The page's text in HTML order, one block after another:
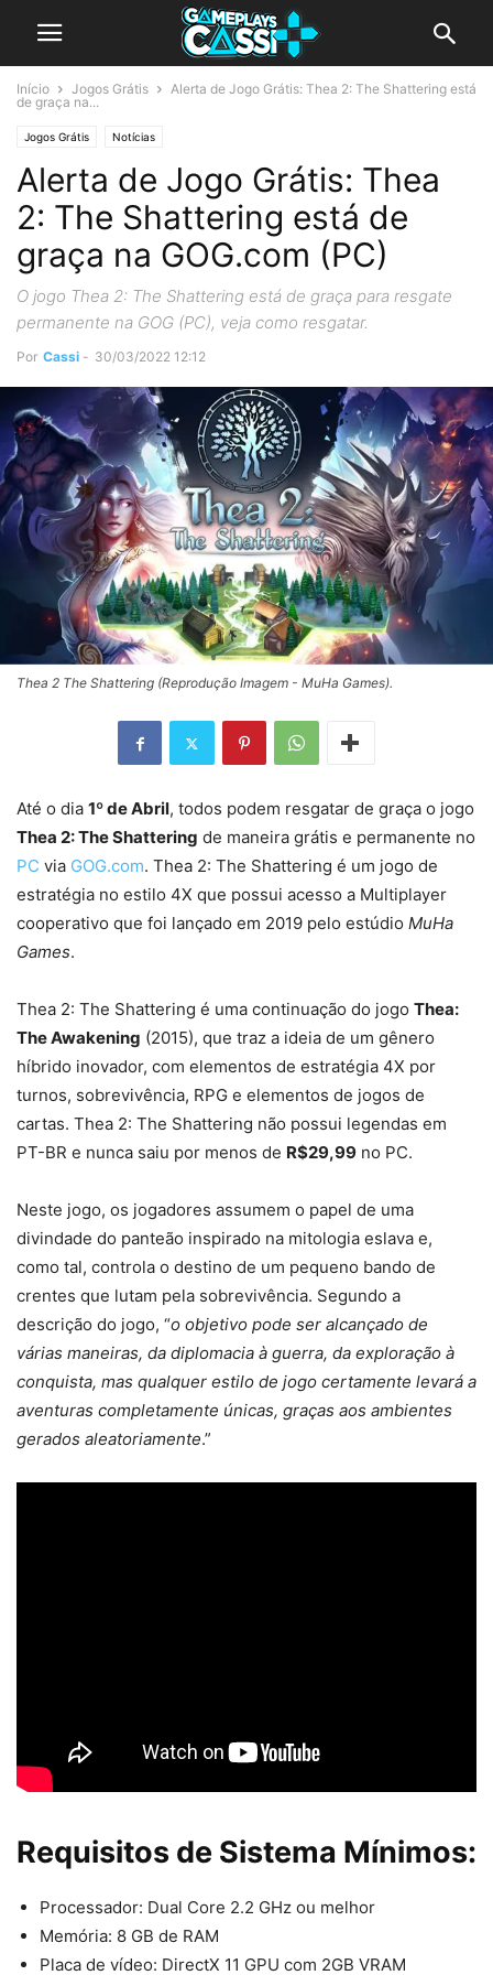
Início Jogos Grátis
Alerta de Jogo Grátis: Thea 2: The Shattering está
de graça na...
Jogos Grátis Notícias
Alerta de Jogo Grátis: Thea
2: The Shattering está de
graça na GOG.com (PC)
O jogo Thea 2: The Shattering está de graça para resgate
permanente na GOG (PC), veja como resgatar.
Por Cassi - 30/03/2022 12:12
Thea 2 The Shattering (Reprodução Imagem - MuHa Games).
Até o dia 1º de Abril, todos podem resgatar de graça o jogo
Thea 2: The Shattering de maneira grátis e permanente no
PC via GOG.com. Thea 2: The Shattering é um jogo de
estratégia no estilo 4X que possui acesso a Multiplayer
cooperativo que foi lançado em 2019 pelo estúdio MuHa
Games.
Thea 2: The Shattering é uma continuação do jogo Thea:
The Awakening (2015), que traz a ideia de um gênero
híbrido inovador, com elementos de estratégia 4X por
turnos, sobrevivência, RPG e elementos de jogos de
cartas. Thea 2: The Shattering não possui legendas em
PT-BR e nunca saiu por menos de R$29,99 no PC.
Neste jogo, os jogadores assumem o papel de uma
divindade do panteão inspirado na mitologia eslava e,
como tal, controla o destino de um pequeno bando de
crentes que lutam pela sobrevivência. Segundo a
descrição do jogo, “o objetivo pode ser alcançado de
várias maneiras, da diplomacia à guerra, da exploração à
conquista, mas qualquer estilo de jogo certamente levará a
aventuras completamente únicas, graças aos ambientes
gerados aleatoriamente.”
Requisitos de Sistema Mínimos:
Processador: Dual Core 2.2 GHz ou melhor
Memória: 8 GB de RAM
Placa de vídeo: DirectX 11 GPU com 2GB VRAM